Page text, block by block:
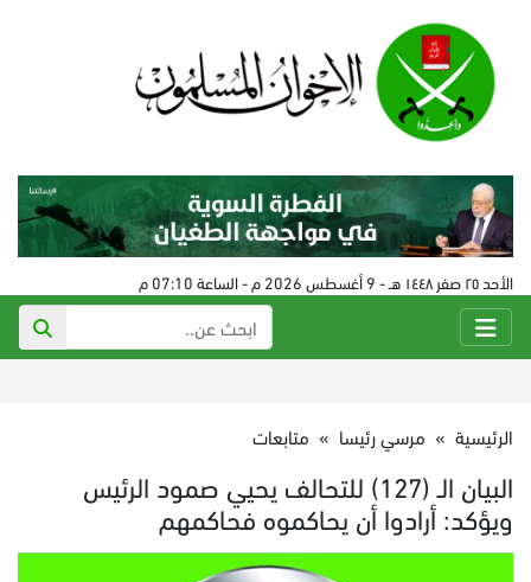
الأحد ٢٥ صفر ١٤٤٨ هـ - 9 أغسطس 2026 م - الساعة 07:10 م
الرئيسية » مرسي رئيسا » متابعات
البيان الـ (127) للتحالف يحيي صمود الرئيس
ويؤكد: أرادوا أن يحاكموه فحاكمهم